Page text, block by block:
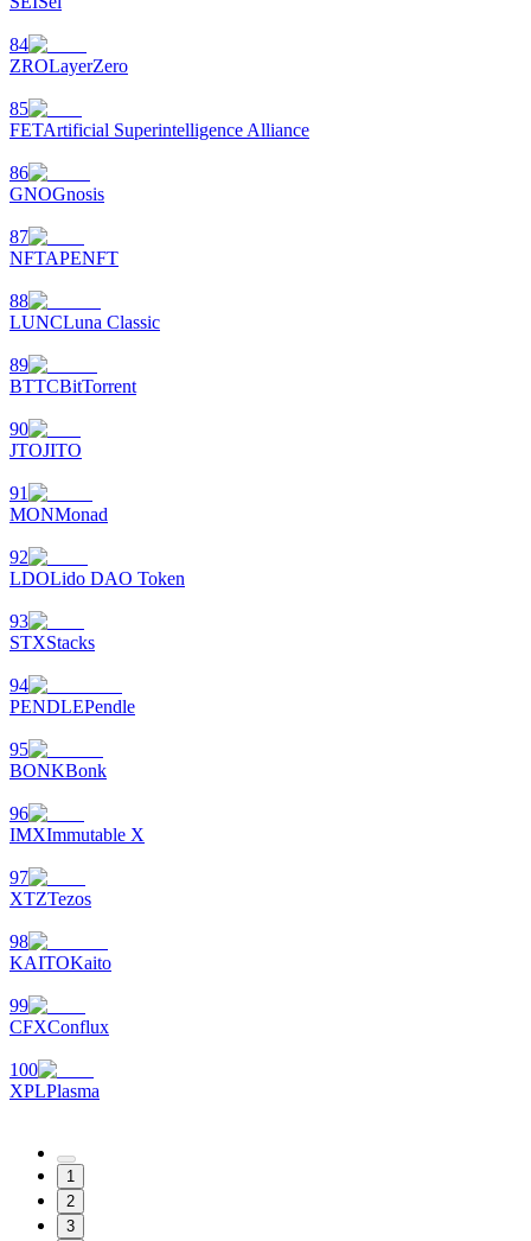
84
ZROLayerZero
85
FETArtificial Superintelligence Alliance
86
GNOGnosis
87
NFTAPENFT
88
LUNCLuna Classic
89
BTTCBitTorrent
90
JTOJITO
91
MONMonad
92
LDOLido DAO Token
93
STXStacks
94
PENDLEPendle
95
BONKBonk
96
IMXImmutable X
97
XTZTezos
98
KAITOKaito
99
CFXConflux
100
XPLPlasma
1
2
3